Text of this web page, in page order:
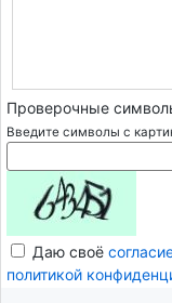
Проверочные
Введите символы с
Даю своё
политикой